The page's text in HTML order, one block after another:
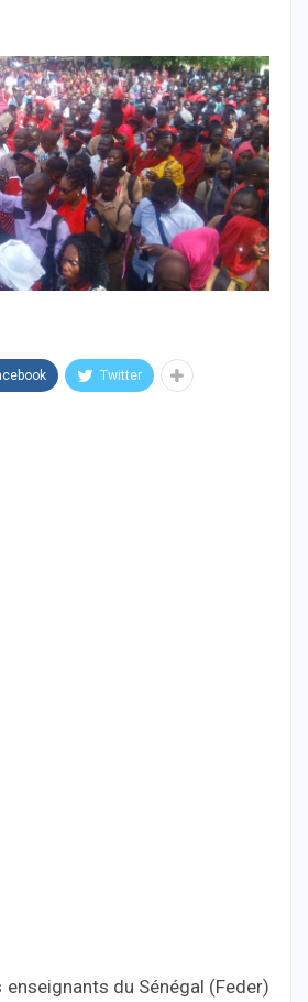
Twitter
enseignants du Sénégal (Feder)